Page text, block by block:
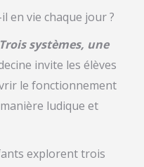
en vie chaque jour ?
Trois systèmes, une
invite les élèves
le fonctionnement
ludique et
explorent trois